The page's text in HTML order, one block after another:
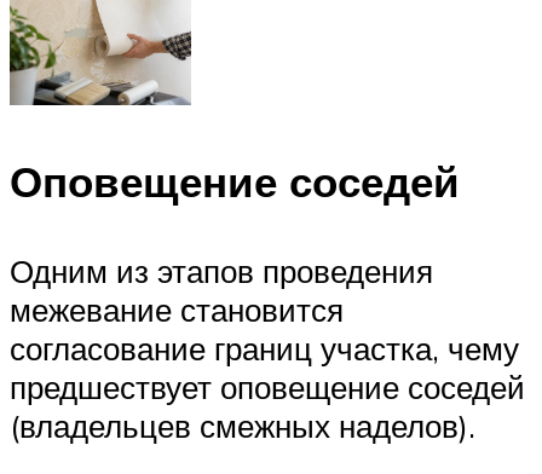
Оповещение соседей
Одним из этапов проведения
межевание становится
согласование границ участка, чему
предшествует оповещение соседей
(владельцев смежных наделов).